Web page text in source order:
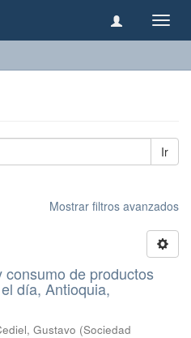
Ir
Mostrar filtros avanzados
de productos
día, Antioquia,
Gustavo (Sociedad